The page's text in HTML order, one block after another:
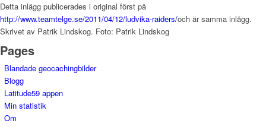
Detta inlägg publicerades i original först på
http://www.teamtelge.se/2011/04/12/ludvika-raiders/och är samma inlägg.
Skrivet av Patrik Lindskog. Foto: Patrik Lindskog
Pages
Blandade geocachingbilder
Blogg
Latitude59 appen
Min statistik
Om